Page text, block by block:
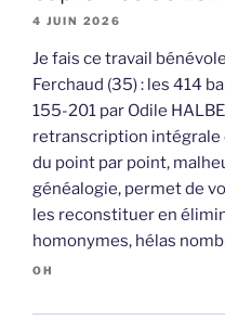
4 JUIN 2026
Je fais ce travail
Ferchaud (35) : les 414
155-201 par Odile
retranscription intégrale
du point par point,
généalogie, permet de
les reconstituer en
homonymes, hélas
OH